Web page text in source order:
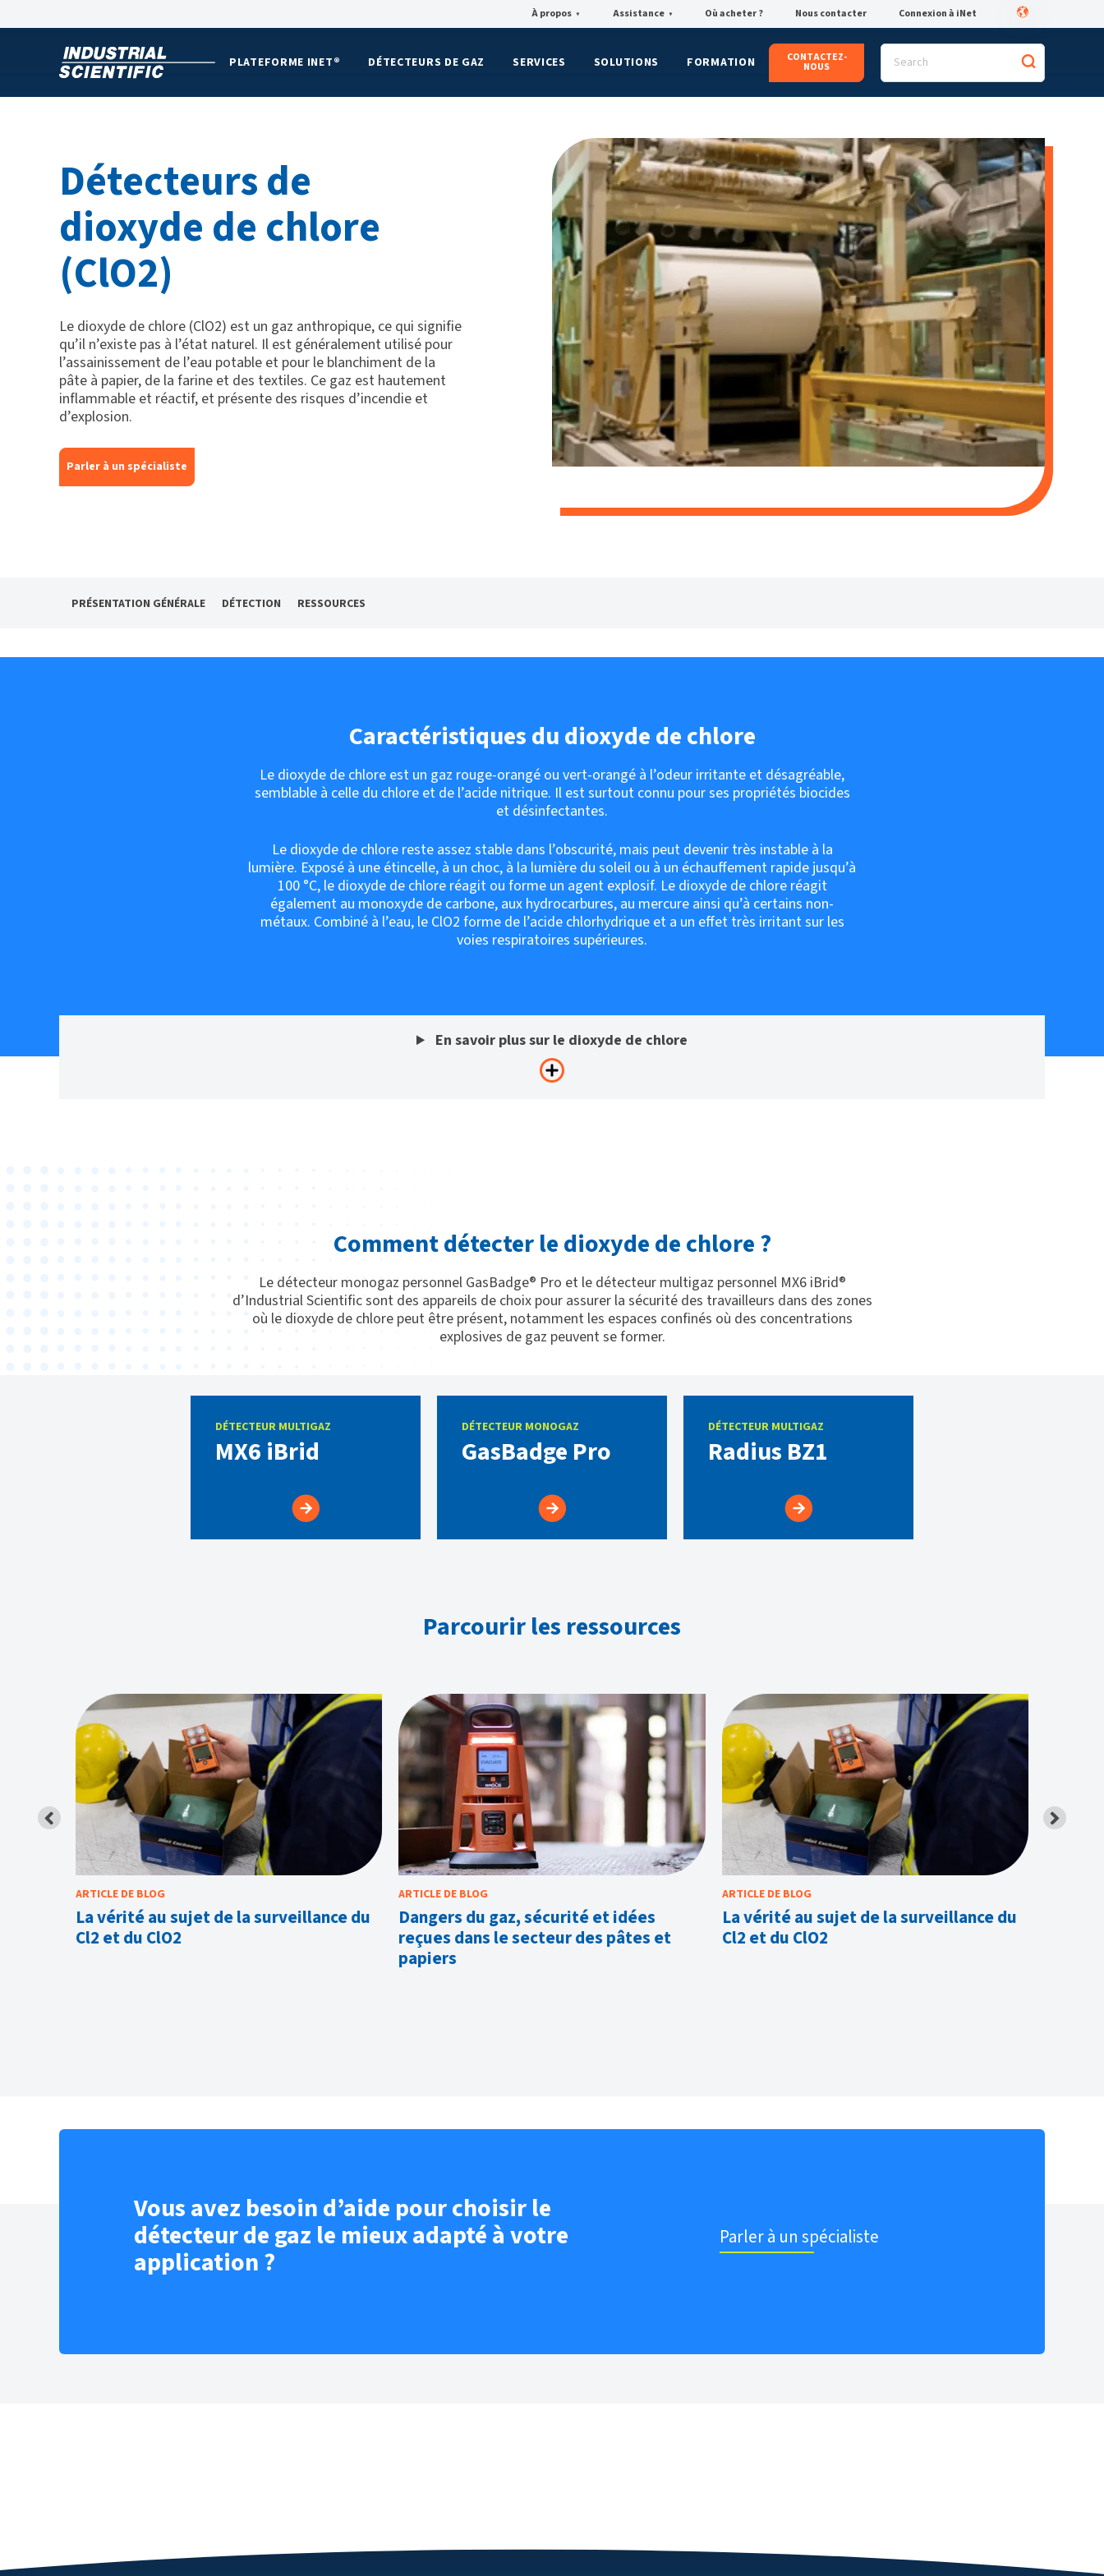
À propos ▼ Assistance ▼ Où acheter ? Nous contacter Connexion à iNet
PLATEFORME INET® DÉTECTEURS DE GAZ SERVICES SOLUTIONS FORMATION CONTACTEZ-
NOUS
Détecteurs de
dioxyde de chlore
(ClO2)
Le dioxyde de chlore (ClO2) est un gaz anthropique, ce qui signifie
qu’il n’existe pas à l’état naturel. Il est généralement utilisé pour
l’assainissement de l’eau potable et pour le blanchiment de la
pâte à papier, de la farine et des textiles. Ce gaz est hautement
inflammable et réactif, et présente des risques d’incendie et
d’explosion.
Parler à un spécialiste
PRÉSENTATION GÉNÉRALE DÉTECTION RESSOURCES
Caractéristiques du dioxyde de chlore
Le dioxyde de chlore est un gaz rouge-orangé ou vert-orangé à l’odeur irritante et désagréable,
semblable à celle du chlore et de l’acide nitrique. Il est surtout connu pour ses propriétés biocides
et désinfectantes.
Le dioxyde de chlore reste assez stable dans l’obscurité, mais peut devenir très instable à la
lumière. Exposé à une étincelle, à un choc, à la lumière du soleil ou à un échauffement rapide jusqu’à
100 °C, le dioxyde de chlore réagit ou forme un agent explosif. Le dioxyde de chlore réagit
également au monoxyde de carbone, aux hydrocarbures, au mercure ainsi qu’à certains non-
métaux. Combiné à l’eau, le ClO2 forme de l’acide chlorhydrique et a un effet très irritant sur les
voies respiratoires supérieures.
En savoir plus sur le dioxyde de chlore
Comment détecter le dioxyde de chlore ?
Le détecteur monogaz personnel GasBadge® Pro et le détecteur multigaz personnel MX6 iBrid®
d’Industrial Scientific sont des appareils de choix pour assurer la sécurité des travailleurs dans des zones
où le dioxyde de chlore peut être présent, notamment les espaces confinés où des concentrations
explosives de gaz peuvent se former.
DÉTECTEUR MULTIGAZ
MX6 iBrid
DÉTECTEUR MONOGAZ
GasBadge Pro
DÉTECTEUR MULTIGAZ
Radius BZ1
Parcourir les ressources
ARTICLE DE BLOG
La vérité au sujet de la surveillance du
Cl2 et du ClO2
ARTICLE DE BLOG
Dangers du gaz, sécurité et idées
reçues dans le secteur des pâtes et
papiers
ARTICLE DE BLOG
La vérité au sujet de la surveillance du
Cl2 et du ClO2
Vous avez besoin d’aide pour choisir le
détecteur de gaz le mieux adapté à votre
application ?
Parler à un spécialiste